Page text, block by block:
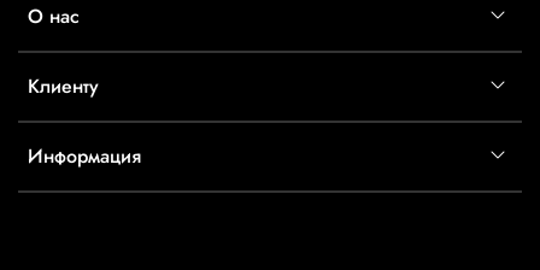
О нас
Клиенту
Информация